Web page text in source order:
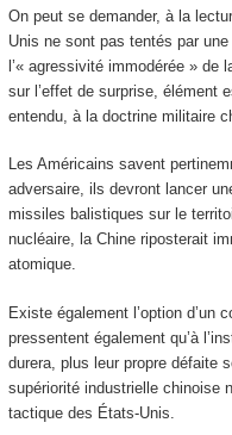
On peut se demander, à la
Unis ne sont pas tentés par
l’« agressivité immodérée » de
sur l’effet de surprise, élément
entendu, à la doctrine militaire
Les Américains savent
adversaire, ils devront lancer
missiles balistiques sur le
nucléaire, la Chine riposterait
atomique.
Existe également l’option d’un
pressentent également qu’à
durera, plus leur propre défaite
supériorité industrielle chinoise
tactique des États-Unis.